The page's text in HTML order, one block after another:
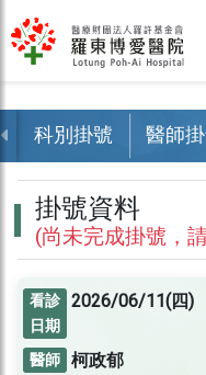
科別掛號 醫師
掛號資料
(尚未完成掛號，
看診
日期
2026/06/11(四)
醫師 柯政郁